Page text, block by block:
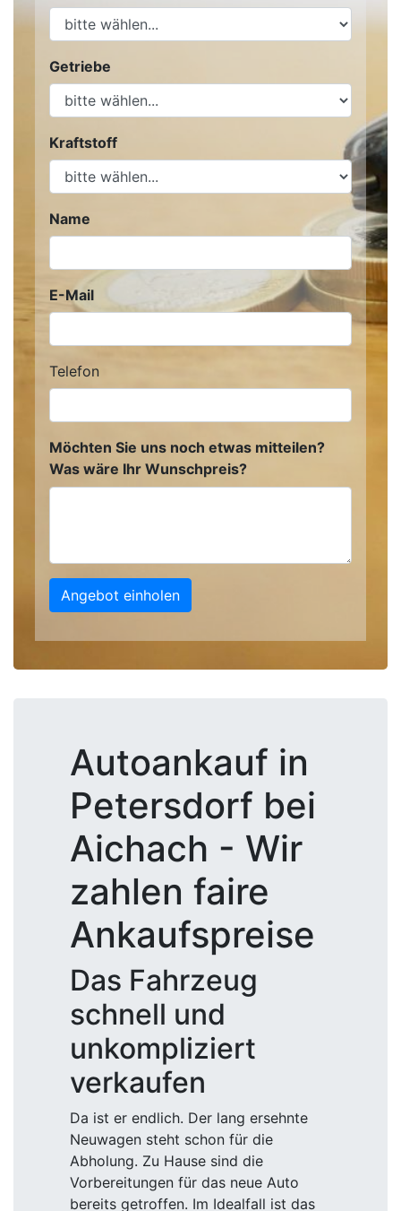
Getriebe
Kraftstoff
Name
E-Mail
Telefon
Möchten Sie uns noch etwas mitteilen?
Was wäre Ihr Wunschpreis?
Angebot einholen
Autoankauf in
Petersdorf bei
Aichach - Wir
zahlen faire
Ankaufspreise
Das Fahrzeug
schnell und
unkompliziert
verkaufen
Da ist er endlich. Der lang ersehnte
Neuwagen steht schon für die
Abholung. Zu Hause sind die
Vorbereitungen für das neue Auto
bereits getroffen. Im Idealfall ist das